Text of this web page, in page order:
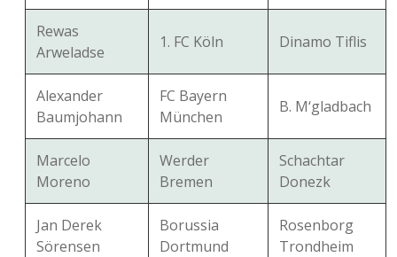
Rewas
Arweladse
1. FC Köln Dinamo Tiflis
Alexander
Baumjohann
FC Bayern
München
B. M‘gladbach
Marcelo
Moreno
Werder
Bremen
Schachtar
Donezk
Jan Derek
Sörensen
Borussia
Dortmund
Rosenborg
Trondheim